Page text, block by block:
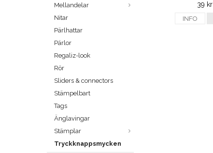
Mellandelar
Nitar
Pärlhattar
Pärlor
Regaliz-look
Rör
Sliders & connectors
Stämpelbart
Tags
Änglavingar
Stämplar
Tryckknappsmycken
39 kr
INFO